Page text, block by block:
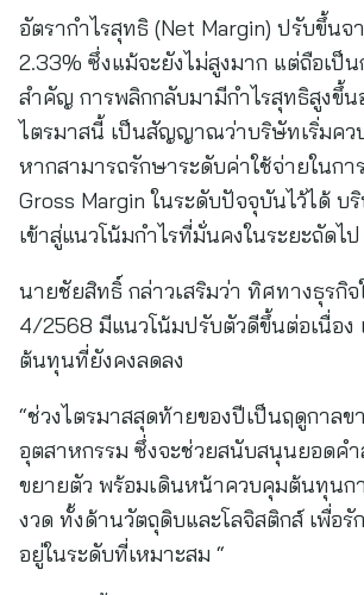
อัตรากำไรสุทธิ (Net Margin) ปรับขึ้นจ
2.33% ซึ่งแม้จะยังไม่สูงมาก แต่ถือเป็
สำคัญ การพลิกกลับมามีกำไรสุทธิสูงขึ้น
ไตรมาสนี้ เป็นสัญญาณว่าบริษัทเริ่มค
หากสามารถรักษาระดับค่าใช้จ่ายในกา
Gross Margin ในระดับปัจจุบันไว้ได้ บ
เข้าสู่แนวโน้มกำไรที่มั่นคงในระยะถัดไป
นายชัยสิทธิ์ กล่าวเสริมว่า ทิศทางธุรกิจ
4/2568 มีแนวโน้มปรับตัวดีขึ้นต่อเนื่อง
ต้นทุนที่ยังคงลดลง
“ช่วงไตรมาสสุดท้ายของปีเป็นฤดูกาลข
อุตสาหกรรม ซึ่งจะช่วยสนับสนุนยอดคำ
ขยายตัว พร้อมเดินหน้าควบคุมต้นทุนก
งวด ทั้งด้านวัตถุดิบและโลจิสติกส์ เพื่อ
อยู่ในระดับที่เหมาะสม “